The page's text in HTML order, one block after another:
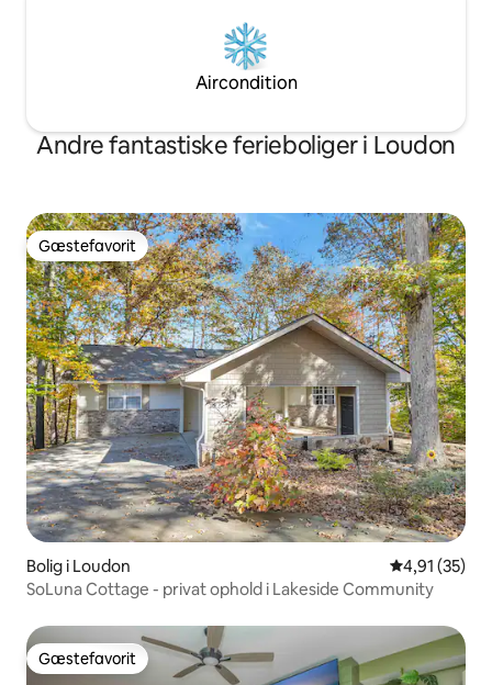
Aircondition
Andre fantastiske ferieboliger i Loudon
Gæstefavorit
Gæstefavorit
Bolig i Loudon 4,91 ud af 5
4,91 (35)
SoLuna Cottage - privat ophold i Lakeside Community
Gæstefavorit
Gæstefavorit